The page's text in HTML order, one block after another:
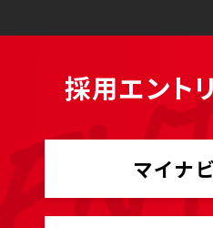
採用エント
マイナ